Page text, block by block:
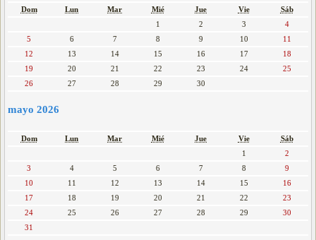
Dom Lun Mar Mié Jue Vie
Sáb
1
2 3
4
5
6 7 8 9 10
11
12
13 14 15 16 17
18
19
20 21 22 23 24
25
26
27 28 29 30
mayo 2026
Dom Lun Mar Mié Jue Vie
Sáb
1
2
3
4 5 6 7 8
9
10
11 12 13 14 15
16
17
18 19 20 21 22
23
24
25 26 27 28 29
30
31